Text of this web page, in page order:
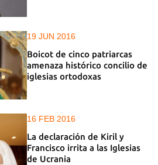
19 JUN 2016
Boicot de cinco patriarcas
amenaza histórico concilio de
iglesias ortodoxas
16 FEB 2016
La declaración de Kiril y
Francisco irrita a las Iglesias
de Ucrania